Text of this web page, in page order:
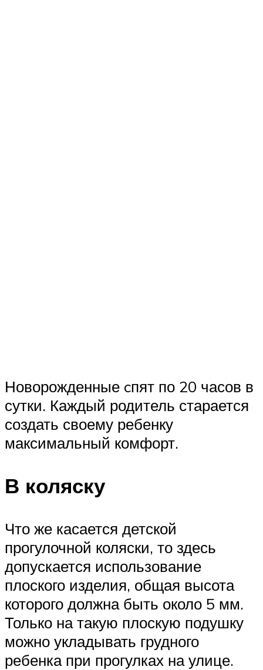
Новорожденные cпят по 20 часов в
сутки. Каждый родитель старается
создать своему ребенку
максимальный комфорт.
В коляску
Что же касается детской
прогулочной коляски, то здесь
допускается использование
плоского изделия, общая высота
которого должна быть около 5 мм.
Только на такую плоскую подушку
можно укладывать грудного
ребенка при прогулках на улице.